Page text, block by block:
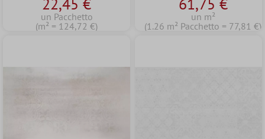
un Pacchetto
(m² = 124,72 €)
un m²
(1.26 m² Pacchetto = 77,81 €)